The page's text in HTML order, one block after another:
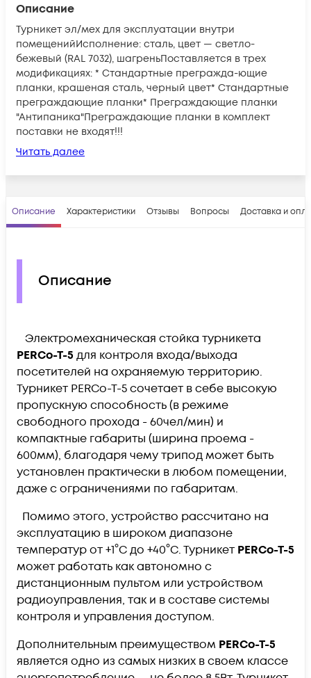
Описание
Турникет эл/мех для эксплуатации внутри
помещенийИсполнение: сталь, цвет — светло-
бежевый (RAL 7032), шагреньПоставляется в трех
модификациях: * Стандартные прегражда-ющие
планки, крашеная сталь, черный цвет* Стандартные
преграждающие планки* Преграждающие планки
"Антипаника"Преграждающие планки в комплект
поставки не входят!!!
Читать далее
Описание Характеристики Отзывы Вопросы Доставка и
Описание
Электромеханическая стойка турникета
PERCo-T-5 для контроля входа/выхода
посетителей на охраняемую территорию.
Турникет PERCo-T-5 сочетает в себе высокую
пропускную способность (в режиме
свободного прохода - 60чел/мин) и
компактные габариты (ширина проема -
600мм), благодаря чему трипод может быть
установлен практически в любом помещении,
даже с ограничениями по габаритам.
Помимо этого, устройство рассчитано на
эксплуатацию в широком диапазоне
температур от +1°С до +40°С. Турникет PERCo-T-5
может работать как автономно с
дистанционным пультом или устройством
радиоуправления, так и в составе системы
контроля и управления доступом.
Дополнительным преимуществом PERCo-T-5
является одно из самых низких в своем классе